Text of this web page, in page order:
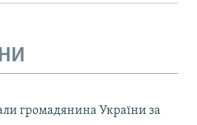
громадянина України за